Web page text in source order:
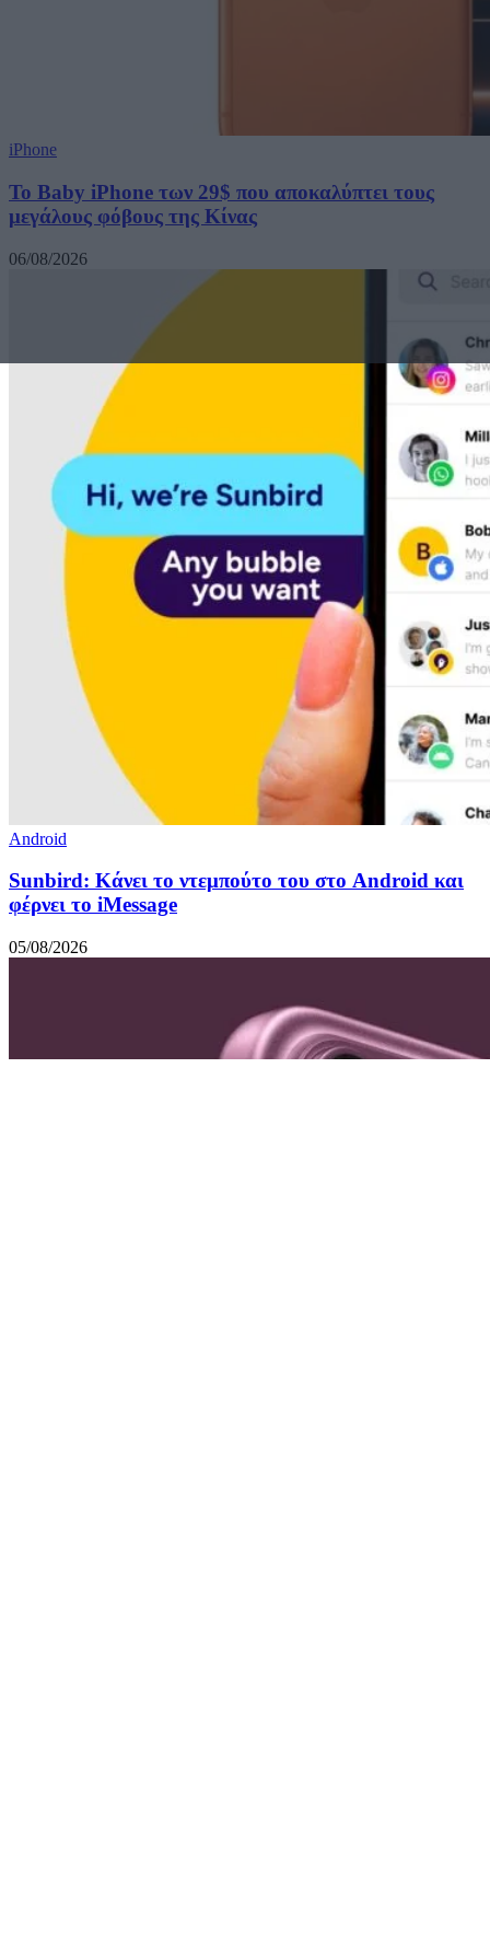
iPhone
Το Baby iPhone των 29$ που αποκαλύπτει τους
μεγάλους φόβους της Κίνας
06/08/2026
Android
Sunbird: Κάνει το ντεμπούτο του στο Android και
φέρνει το iMessage
05/08/2026